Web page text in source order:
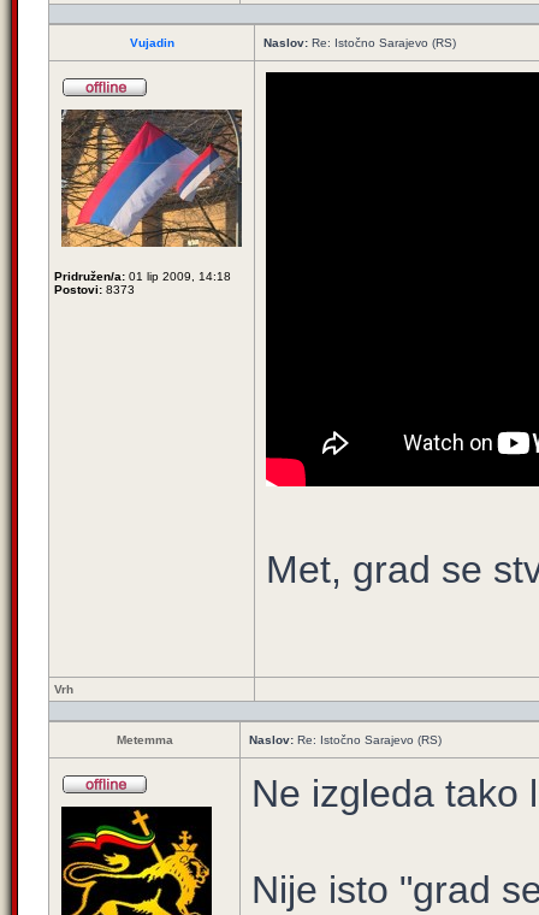
Vujadin Naslov: Re: Istočno Sarajevo (RS)
Pridružen/a: 01 lip 2009, 14:18
Postovi: 8373
Met, grad se
Vrh
Metemma Naslov: Re: Istočno Sarajevo (RS)
Ne izgleda tako
Nije isto "grad